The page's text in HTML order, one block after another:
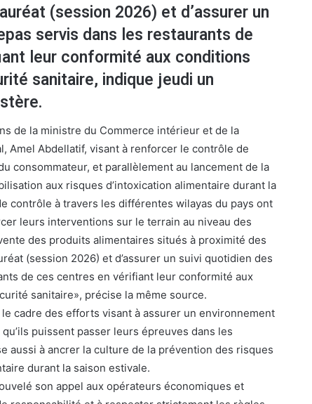
(session 2026) et d’assurer un
servis dans les restaurants de
leur conformité aux conditions
sanitaire, indique jeudi un
de la ministre du Commerce intérieur et de la
Amel Abdellatif, visant à renforcer le contrôle de
consommateur, et parallèlement au lancement de la
aux risques d’intoxication alimentaire durant la
contrôle à travers les différentes wilayas du pays ont
leurs interventions sur le terrain au niveau des
des produits alimentaires situés à proximité des
(session 2026) et d’assurer un suivi quotidien des
de ces centres en vérifiant leur conformité aux
sanitaire», précise la même source.
cadre des efforts visant à assurer un environnement
puissent passer leurs épreuves dans les
aussi à ancrer la culture de la prévention des risques
durant la saison estivale.
son appel aux opérateurs économiques et